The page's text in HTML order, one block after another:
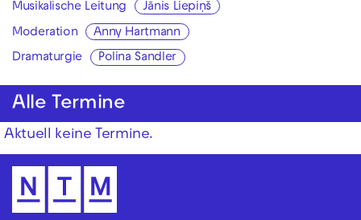
Musikalische Leitung Jānis Liepiņš
Moderation Anny Hartmann
Dramaturgie Polina Sandler
Alle Termine
Aktuell keine Termine.